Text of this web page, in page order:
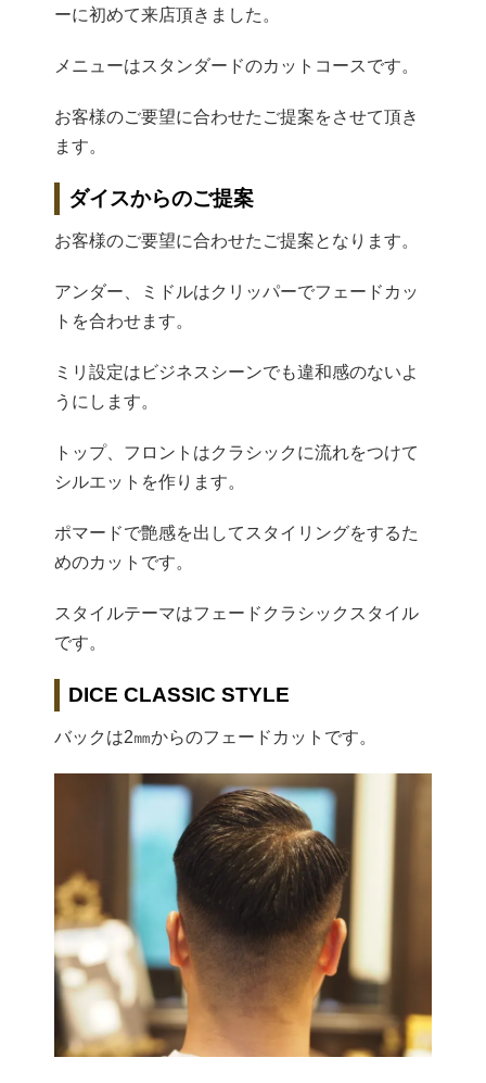
ーに初めて来店頂きました。
メニューはスタンダードのカットコースです。
お客様のご要望に合わせたご提案をさせて頂き
ます。
ダイスからのご提案
お客様のご要望に合わせたご提案となります。
アンダー、ミドルはクリッパーでフェードカッ
トを合わせます。
ミリ設定はビジネスシーンでも違和感のないよ
うにします。
トップ、フロントはクラシックに流れをつけて
シルエットを作ります。
ポマードで艶感を出してスタイリングをするた
めのカットです。
スタイルテーマはフェードクラシックスタイル
です。
DICE CLASSIC STYLE
バックは2㎜からのフェードカットです。